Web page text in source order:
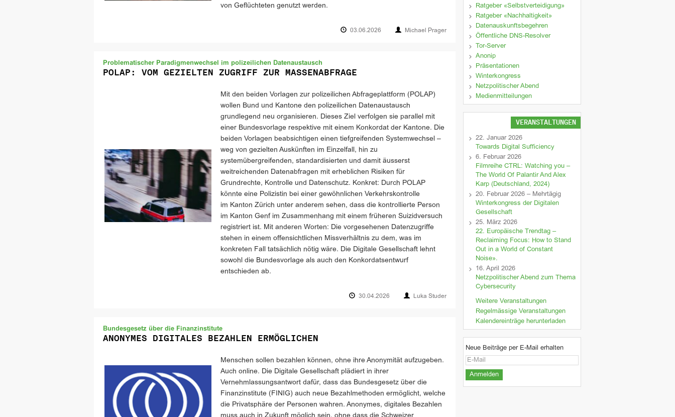
von Geflüchteten genutzt werden.
03.06.2026 Michael Prager
Problematischer Paradigmenwechsel im polizeilichen Datenaustausch
POLAP: VOM GEZIELTEN ZUGRIFF ZUR MASSENABFRAGE
Mit den beiden Vorlagen zur polizeilichen Abfrageplattform (POLAP)
wollen Bund und Kantone den polizeilichen Datenaustausch
grundlegend neu organisieren. Dieses Ziel verfolgen sie parallel mit
einer Bundesvorlage respektive mit einem Konkordat der Kantone. Die
beiden Vorlagen beabsichtigen einen tiefgreifenden Systemwechsel –
weg von gezielten Auskünften im Einzelfall, hin zu
systemübergreifenden, standardisierten und damit äusserst
weitreichenden Datenabfragen mit erheblichen Risiken für
Grundrechte, Kontrolle und Datenschutz. Konkret: Durch POLAP
könnte eine Polizistin bei einer gewöhnlichen Verkehrskontrolle
im Kanton Zürich unter anderem sehen, dass die kontrollierte Person
im Kanton Genf im Zusammenhang mit einem früheren Suizidversuch
registriert ist. Mit anderen Worten: Die vorgesehenen Datenzugriffe
stehen in einem offensichtlichen Missverhältnis zu dem, was im
konkreten Fall tatsächlich nötig wäre. Die Digitale Gesellschaft lehnt
sowohl die Bundesvorlage als auch den Konkordatsentwurf
entschieden ab.
30.04.2026 Luka Studer
Bundesgesetz über die Finanzinstitute
ANONYMES DIGITALES BEZAHLEN ERMÖGLICHEN
Menschen sollen bezahlen können, ohne ihre Anonymität aufzugeben.
Auch online. Die Digitale Gesellschaft plädiert in ihrer
Vernehmlassungsantwort dafür, dass das Bundesgesetz über die
Finanzinstitute (FINIG) auch neue Bezahlmethoden ermöglicht, welche
die Privatsphäre der Personen wahren. Anonymes, digitales Bezahlen
Ratgeber «Selbstverteidigung»
Ratgeber «Nachhaltigkeit»
Datenauskunftsbegehren
Öffentliche DNS-Resolver
Tor-Server
Anonip
Präsentationen
Winterkongress
Netzpolitischer Abend
Medienmitteilungen
VERANSTALTUNGEN
22. Januar 2026
Towards Digital Sufficiency
6. Februar 2026
Filmreihe CTRL: Watching you –
The World Of Palantir And Alex
Karp (Deutschland, 2024)
20. Februar 2026 – Mehrtägig
Winterkongress der Digitalen
Gesellschaft
25. März 2026
22. Europäische Trendtag –
Reclaiming Focus: How to Stand
Out in a World of Constant
Noise».
16. April 2026
Netzpolitischer Abend zum Thema
Cybersecurity
Weitere Veranstaltungen
Regelmässige Veranstaltungen
Kalendereinträge herunterladen
Neue Beiträge per E-Mail erhalten